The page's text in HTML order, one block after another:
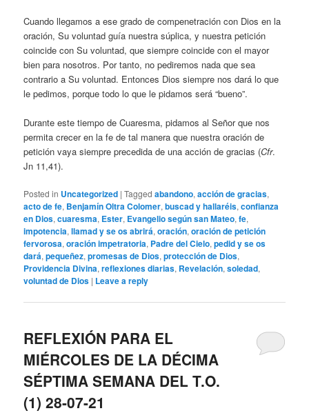
Cuando llegamos a ese grado de compenetración con Dios en la
oración, Su voluntad guía nuestra súplica, y nuestra petición
coincide con Su voluntad, que siempre coincide con el mayor
bien para nosotros. Por tanto, no pediremos nada que sea
contrario a Su voluntad. Entonces Dios siempre nos dará lo que
le pedimos, porque todo lo que le pidamos será “bueno”.
Durante este tiempo de Cuaresma, pidamos al Señor que nos
permita crecer en la fe de tal manera que nuestra oración de
petición vaya siempre precedida de una acción de gracias (Cfr.
Jn 11,41).
Posted in Uncategorized |Tagged abandono,acción de gracias,
acto de fe, Benjamín Oltra Colomer,buscad y hallaréis,confianza
en Dios,cuaresma, Ester, Evangelio según san Mateo,fe,
impotencia,llamad y se os abrirá,oración,oración de petición
fervorosa,oración impetratoria, Padre del Cielo,pedid y se os
dará,pequeñez,promesas de Dios,protección de Dios,
Providencia Divina,reflexiones diarias, Revelación,soledad,
voluntad de Dios | Leave a reply
REFLEXIÓN PARA EL
MIÉRCOLES DE LA DÉCIMA
SÉPTIMA SEMANA DEL T.O.
(1) 28-07-21